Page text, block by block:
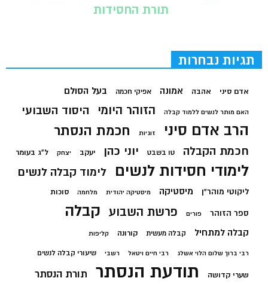
תורת החסידות
תגיות נבחרות
אדם סיני אהבה אמונה אפיקי חכמה בעל הסולם
האם מותר לנשים ללמוד קבלה הזוהר היומי היסוד השבועי
הרב אדם סיני זוגיות חכמת הנסתר
חכמת הקבלה טו בשבט יוני כהן יעקב יצחק ל"ג בעומר
לימודי חסידות לנשים לימוד קבלה לנשים
ליקוטי מוהר"ן מיסטיקה מיסטיקה יהודית מלחמה סוכות
ספר הזוהר פורים פרשת השבוע קבלה
קבלה למתחיל קבלה מעשית קורונה קליפות
רבי ברוך שלום הלוי אשלג רבי חיים ויטאל רשבי שיעורי קבלה לנשים
שערי קדושה תודעת הנסתר תורת הנסתר